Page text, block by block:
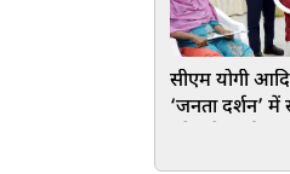
सीएम योगी
‘जनता दर्शन’ में